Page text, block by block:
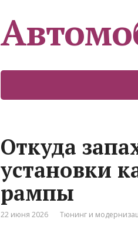
Откуда
установки
рампы
22 июня 2026 Тюнинг и